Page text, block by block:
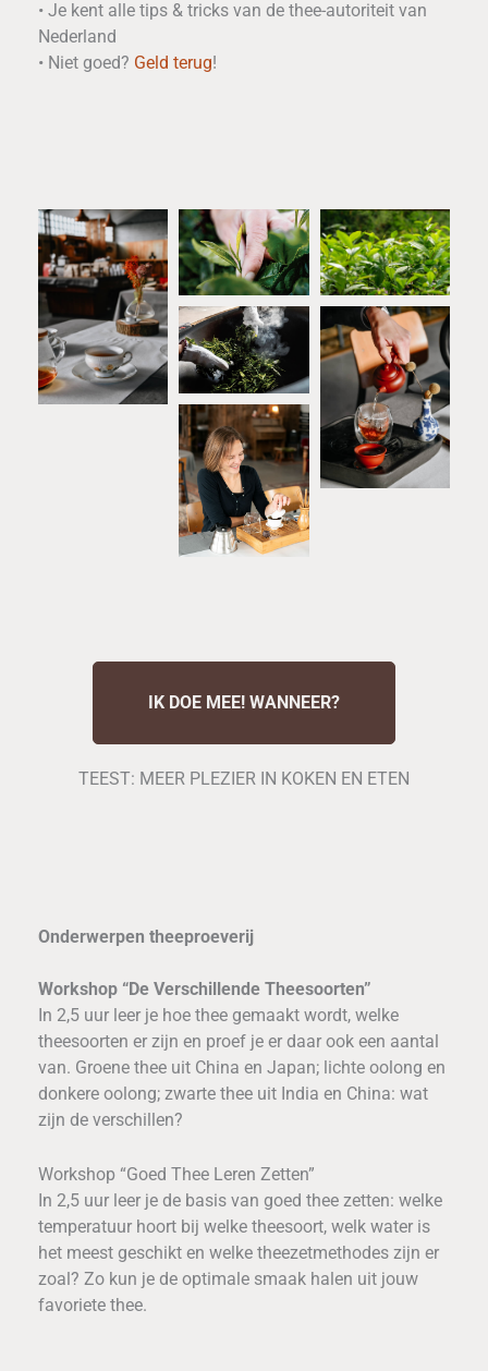
• Je kent alle tips & tricks van de thee-autoriteit van
Nederland
• Niet goed? Geld terug!
IK DOE MEE! WANNEER?
TEEST: MEER PLEZIER IN KOKEN EN ETEN
Onderwerpen theeproeverij
Workshop “De Verschillende Theesoorten”
In 2,5 uur leer je hoe thee gemaakt wordt, welke
theesoorten er zijn en proef je er daar ook een aantal
van. Groene thee uit China en Japan; lichte oolong en
donkere oolong; zwarte thee uit India en China: wat
zijn de verschillen?
Workshop “Goed Thee Leren Zetten”
In 2,5 uur leer je de basis van goed thee zetten: welke
temperatuur hoort bij welke theesoort, welk water is
het meest geschikt en welke theezetmethodes zijn er
zoal? Zo kun je de optimale smaak halen uit jouw
favoriete thee.